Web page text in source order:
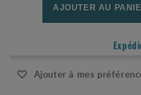
AJOUTER AU
Ajouter à mes